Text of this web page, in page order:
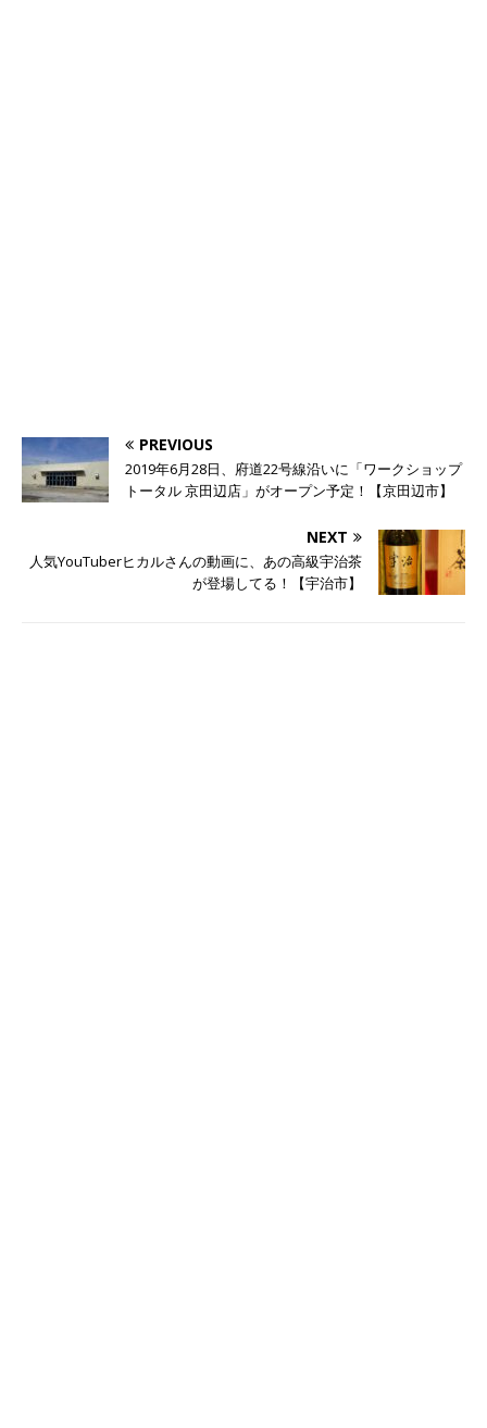
PREVIOUS
2019年6月28日、府道22号線沿いに「ワークショップ
トータル 京田辺店」がオープン予定！【京田辺市】
NEXT
人気YouTuberヒカルさんの動画に、あの高級宇治茶
が登場してる！【宇治市】